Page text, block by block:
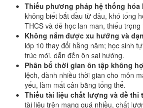
Thiếu phương pháp hệ thống hóa
không biết bắt đầu từ đâu, khó tổng
THCS và dễ học lan man, thiếu trọng
Không nắm được xu hướng và
lớp 10 thay đổi hằng năm; học sinh
trúc mới, dẫn đến ôn sai hướng.
Phân bổ thời gian ôn tập không
lệch, dành nhiều thời gian cho môn
yếu, làm mất cân bằng tổng thể.
Thiếu tài liệu chất lượng và đề thi
tài liệu trên mạng quá nhiều, chất